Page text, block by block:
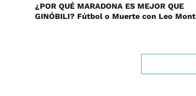
¿POR QUÉ MARADONA ES MEJOR QUE
GINÓBILI? Fútbol o Muerte con Leo